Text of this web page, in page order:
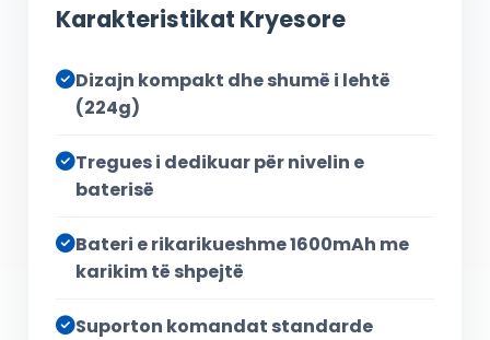
Karakteristikat Kryesore
Dizajn kompakt dhe shumë i lehtë
(224g)
Tregues i dedikuar për nivelin e
baterisë
Bateri e rikarikueshme 1600mAh me
karikim të shpejtë
Suporton komandat standarde